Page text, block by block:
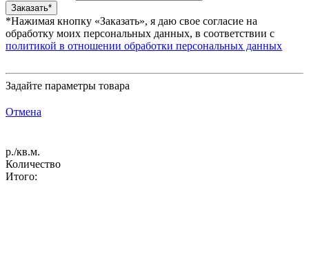
*Нажимая кнопку «Заказать», я даю свое согласие на
обработку моих персональных данных, в соответствии с
политикой в отношении обработки персональных данных
Задайте параметры товара
Отмена
р./кв.м.
Количество
Итого: